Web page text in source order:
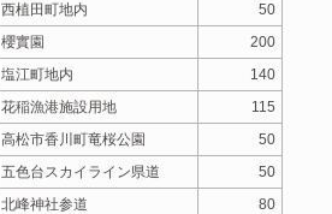
西植田町地内
50
櫻實園
200
塩江町地内
140
花稲漁港施設用地
115
高松市香川町竜桜公園
50
五色台スカイライン県道
50
北峰神社参道
80